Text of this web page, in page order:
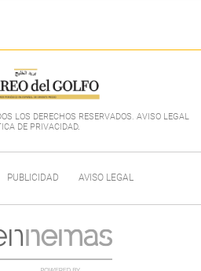
LOS DERECHOS RESERVADOS. AVISO LEGAL
DE PRIVACIDAD.
PUBLICIDAD AVISO LEGAL